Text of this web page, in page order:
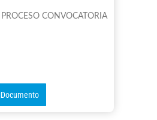
CONVOCATORIA
Documento